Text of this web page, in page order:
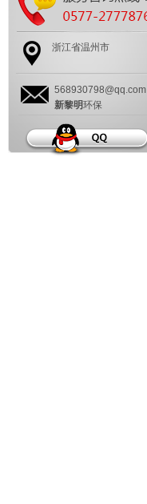
浙江省温州市
568930798@qq.com
新黎明环保